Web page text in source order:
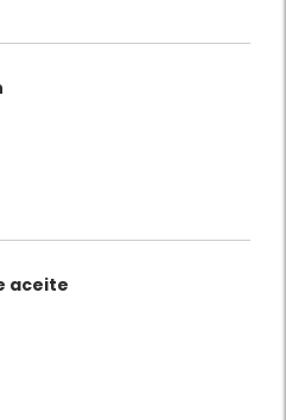
aceite